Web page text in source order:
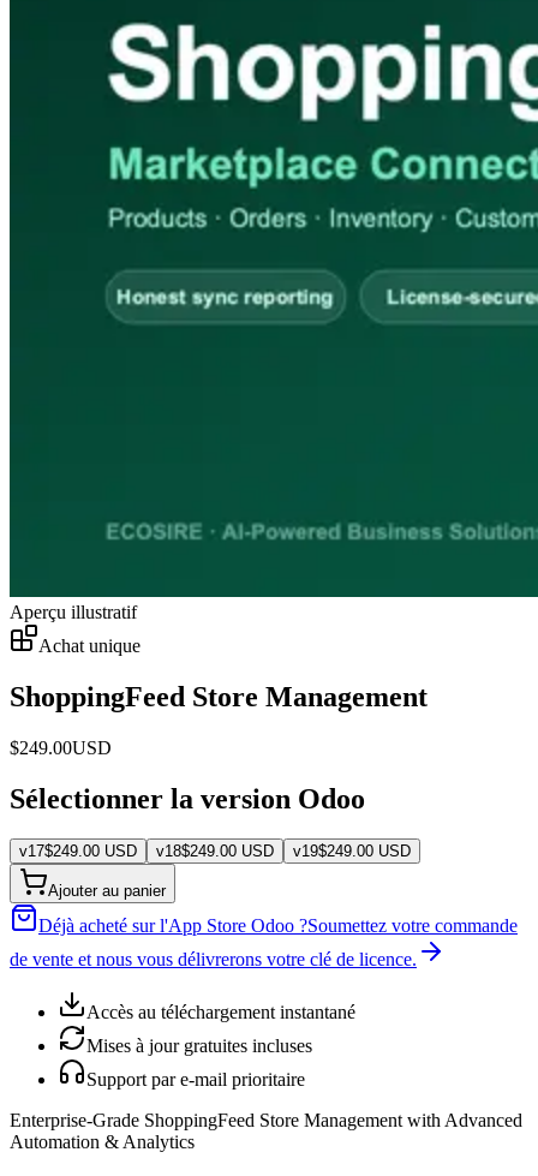
Aperçu illustratif
Achat unique
ShoppingFeed Store Management
$249.00USD
Sélectionner la version Odoo
v17$249.00 USD v18$249.00 USD v19$249.00 USD
Ajouter au panier
Déjà acheté sur l'App Store Odoo ?Soumettez votre commande
de vente et nous vous délivrerons votre clé de licence.
Accès au téléchargement instantané
Mises à jour gratuites incluses
Support par e-mail prioritaire
Enterprise-Grade ShoppingFeed Store Management with Advanced
Automation & Analytics